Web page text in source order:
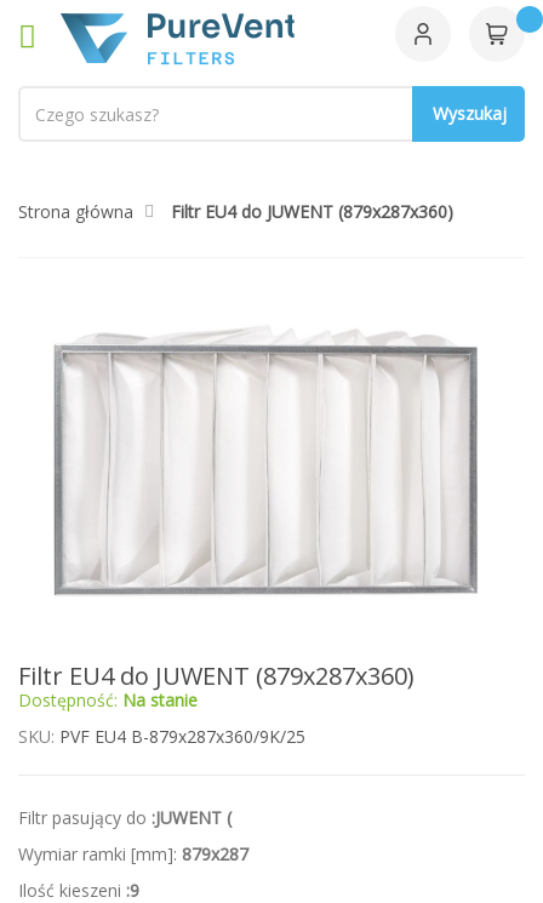
Strona główna Filtr EU4 do JUWENT (879x287x360)
koniec
galerii
Przejdź
na
początek
galerii
Filtr EU4 do JUWENT (879x287x360)
Dostępność: Na stanie
SKU PVF EU4 B-879x287x360/9K/25
Filtr pasujący do :JUWENT (
Wymiar ramki [mm]: 879x287
Ilość kieszeni :9